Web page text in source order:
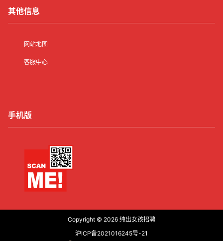
其他信息
网站地图
客服中心
手机版
Copyright © 2026 纯出女孩招聘
沪ICP备2021016245号-21